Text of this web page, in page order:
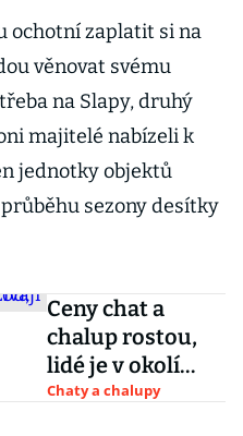
ochotní zaplatit si na
věnovat svému
na Slapy, druhý
majitelé nabízeli k
jednotky objektů
sezony desítky
Ceny chat a
chalup rostou,
lidé je v okolí
měst využívají i
Chaty a chalupy